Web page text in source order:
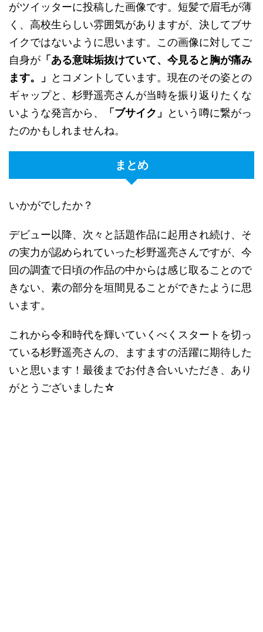
がツイッターに投稿した画像です。短髪で眉毛が薄
く、高校生らしい雰囲気がありますが、決してブサ
イクではないように思います。この画像に対してご
自身が 「ある意味垢抜けていて、今見ると胸が痛み
ます。」
とコメントしています。現在のその姿との
ギャップと、杉野遥亮さんが当時を振り返りたくな
いような発言から、
「ブサイク」
という噂に繋がっ
たのかもしれませんね。
まとめ
いかがでしたか？
デビュー以降、次々と話題作品に起用され続け、そ
の実力が認められていった杉野遥亮さんですが、今
回の調査で日頃の作品の中からは感じ取ることので
きない、素の部分を垣間見ることができたように思
います。
これから令和時代を輝いていくべくスタートを切っ
ている杉野遥亮さんの、ますますの活躍に期待した
いと思います！最後までお付き合いいただき、あり
がとうございました☆